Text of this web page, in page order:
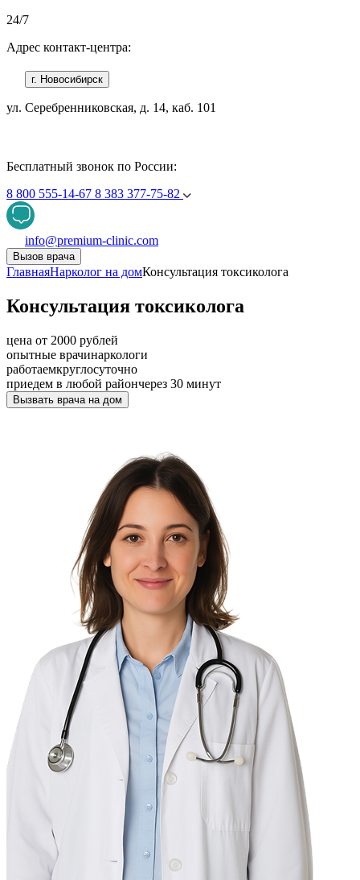
24/7
Адрес контакт-центра:
г. Новосибирск
ул. Серебренниковская, д. 14, каб. 101
Бесплатный звонок по России:
8 800 555-14-67 8 383 377-75-82
info@premium-clinic.com
Вызов врача
ГлавнаяНарколог на домКонсультация токсиколога
Консультация токсиколога
цена от 2000 рублей
опытные врачинаркологи
работаемкруглосуточно
приедем в любой райончерез 30 минут
Вызвать врача на дом